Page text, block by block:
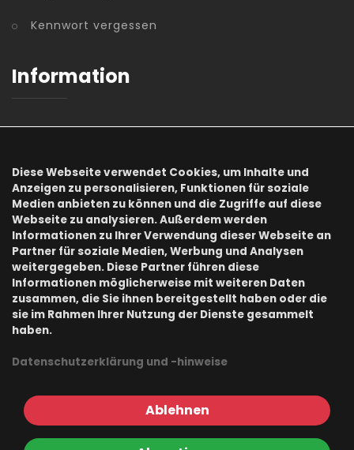
Kennwort vergessen
Information
Datenschutz
Impressum
Onlineshops
Buchzone
Diese Webseite verwendet Cookies, um Inhalte und
Anzeigen zu personalisieren, Funktionen für soziale
Medien anbieten zu können und die Zugriffe auf diese
Webseite zu analysieren. Außerdem werden
Informationen zu Ihrer Verwendung dieser Webseite an
Partner für soziale Medien, Werbung und Analysen
weitergegeben. Diese Partner führen diese
Informationen möglicherweise mit weiteren Daten
zusammen, die Sie ihnen bereitgestellt haben oder die
sie im Rahmen Ihrer Nutzung der Dienste gesammelt
haben.
Datenschutzerklärung und -hinweise
Ablehnen